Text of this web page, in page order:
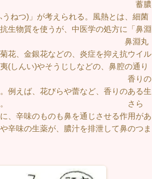
うことだ。 蓄膿
ねつ)」が考えられる。風熱とは、細菌
生物質を使うが、中医学の処方に「鼻淵
がある。 鼻淵丸
花、金銀花などの、炎症を抑え抗ウイル
(しんい)やそうじしなどの、鼻腔の通り
る。 香りの
例えば、花びらや蕾など、香りのある生
が通ることがある。 さら
、辛味のものも鼻を通じさせる作用があ
辛味の生薬が、膿汁を排泄して鼻のつま